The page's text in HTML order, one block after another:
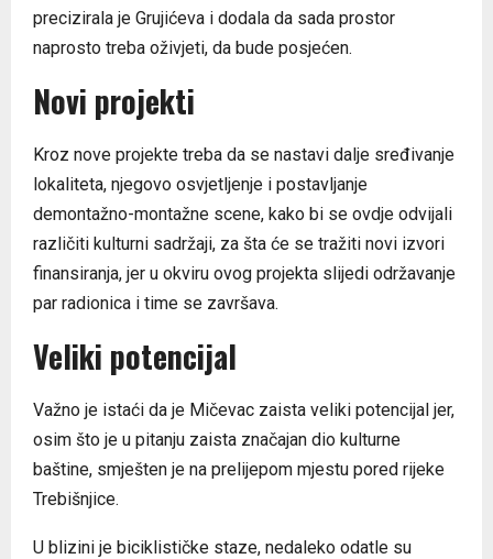
precizirala je Grujićeva i dodala da sada prostor
naprosto treba oživjeti, da bude posjećen.
Novi projekti
Kroz nove projekte treba da se nastavi dalje sređivanje
lokaliteta, njegovo osvjetljenje i postavljanje
demontažno-montažne scene, kako bi se ovdje odvijali
različiti kulturni sadržaji, za šta će se tražiti novi izvori
finansiranja, jer u okviru ovog projekta slijedi održavanje
par radionica i time se završava.
Veliki potencijal
Važno je istaći da je Mičevac zaista veliki potencijal jer,
osim što je u pitanju zaista značajan dio kulturne
baštine, smješten je na prelijepom mjestu pored rijeke
Trebišnjice.
U blizini je biciklističke staze, nedaleko odatle su